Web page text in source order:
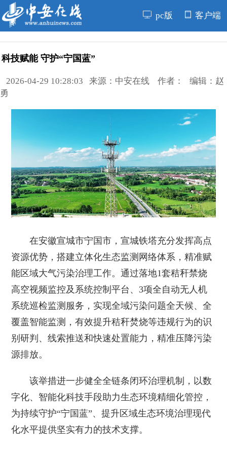
pc版 客户端
科技赋能 守护“宁国蓝”
2026-04-29 10:28:03 来源：中安在线 作者： 编辑：赵
勇
在安徽宣城市宁国市，宣城铁塔充分发挥高点
资源优势，搭建立体化生态监测网络体系，精准赋
能区域大气污染治理工作。通过落地1套秸秆禁烧
高空视频监控及系统控制平台、3项全自动无人机
系统巡检监测服务，实现全域污染问题全天候、全
覆盖智能监测，有效提升秸秆焚烧等违规行为的识
别研判、线索推送和快速处置能力，精准压降污染
源排放。
该举措进一步健全全链条闭环治理机制，以数
字化、智能化科技手段助力生态环境精细化管控，
为持续守护“宁国蓝”、提升区域生态环境治理现代
化水平提供坚实有力的技术支撑。